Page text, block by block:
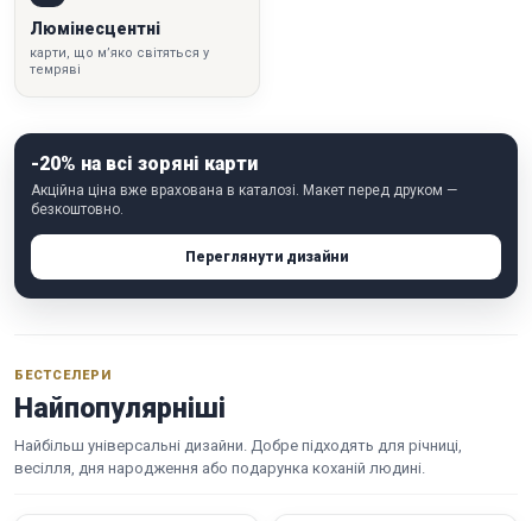
Люмінесцентні
карти, що м’яко світяться у
темряві
-20% на всі зоряні карти
Акційна ціна вже врахована в каталозі. Макет перед друком —
безкоштовно.
Переглянути дизайни
БЕСТСЕЛЕРИ
Найпопулярніші
Найбільш універсальні дизайни. Добре підходять для річниці,
весілля, дня народження або подарунка коханій людині.